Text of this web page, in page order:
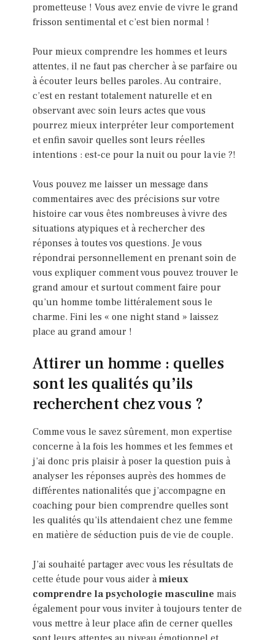
prometteuse ! Vous avez envie de vivre le grand
frisson sentimental et c’est bien normal !
Pour mieux comprendre les hommes et leurs
attentes, il ne faut pas chercher à se parfaire ou
à écouter leurs belles paroles. Au contraire,
c’est en restant totalement naturelle et en
observant avec soin leurs actes que vous
pourrez mieux interpréter leur comportement
et enfin savoir quelles sont leurs réelles
intentions : est-ce pour la nuit ou pour la vie ?!
Vous pouvez me laisser un message dans
commentaires avec des précisions sur votre
histoire car vous êtes nombreuses à vivre des
situations atypiques et à rechercher des
réponses à toutes vos questions. Je vous
répondrai personnellement en prenant soin de
vous expliquer comment vous pouvez trouver le
grand amour et surtout comment faire pour
qu’un homme tombe littéralement sous le
charme. Fini les « one night stand » laissez
place au grand amour !
Attirer un homme : quelles
sont les qualités qu’ils
recherchent chez vous ?
Comme vous le savez sûrement, mon expertise
concerne à la fois les hommes et les femmes et
j’ai donc pris plaisir à poser la question puis à
analyser les réponses auprès des hommes de
différentes nationalités que j’accompagne en
coaching pour bien comprendre quelles sont
les qualités qu’ils attendaient chez une femme
en matière de séduction puis de vie de couple.
J’ai souhaité partager avec vous les résultats de
cette étude pour vous aider à mieux
comprendre la psychologie masculine mais
également pour vous inviter à toujours tenter de
vous mettre à leur place afin de cerner quelles